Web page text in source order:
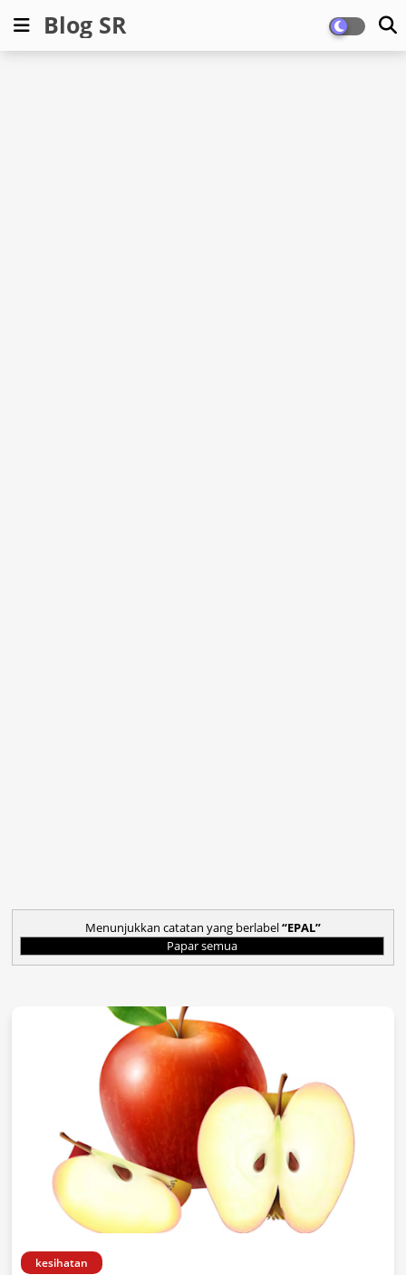
Blog SR
Menunjukkan catatan yang berlabel EPAL
Papar semua
kesihatan